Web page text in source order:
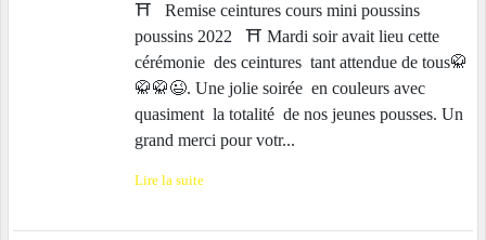
⛩️ Remise ceintures cours mini poussins
poussins 2022 ⛩️ Mardi soir avait lieu cette
cérémonie des ceintures tant attendue de tous🥋
🥋🥋😉. Une jolie soirée en couleurs avec
quasiment la totalité de nos jeunes pousses. Un
grand merci pour votr...
Lire la suite